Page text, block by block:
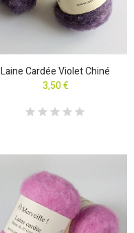
Laine Cardée Violet Chiné
3,50 €